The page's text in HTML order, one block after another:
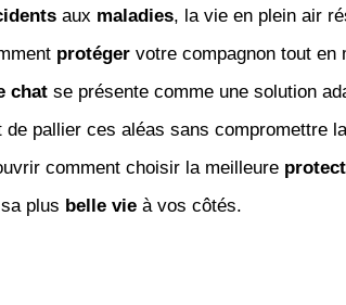
aux maladies, la vie en plein air
protégervotre compagnon tout en
chatse présente comme une solution
de pallier ces aléas sans compromettre
comment choisir la meilleure
plus belle vieà vos côtés.